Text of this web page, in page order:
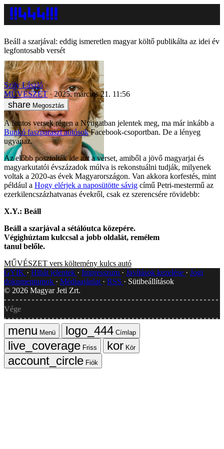
Beáll a szarjával: eddig ismeretlen magyar költő publikálta az idei év
legfontosabb versét
Szily László
MŰVÉSZET
2025. március 21. 11:56
Megosztás
A fontos versek régen a Nyugatban jelentek meg, ma már inkább a
Bunkó faszparaszt autósokFacebook-csoportban. De a lényeg
ugyanaz.
Az előbb posztolták ide azt a verset, amiből a jövő magyarjai és
magyarkutatói évszázadok múlva is rekonstuálni tudják, milyenek
voltak a 2020-as évek Magyarországon. Van akkora korfestés, mint
például a Hogy elérjek a naposütötte sávig című Petri-mestermű az
ezerkilencszázhatvanas évekről, csak ez szerencsére rövidebb:
X.Y.: Beáll
Beáll a szarjával a sétálóutca közepére.
Végighúztam kulccsal a jobb oldalát, remélem
tanul belőle.
MŰVÉSZET vers költemény kulcs autó
GYIK
Hibát jelentek Impresszum Javítások kezelése
Jogi
dokumentumok
Médiaajánlat RSS
Sütibeállítások
© 2026 Magyar Jeti Zrt.
Vége
Menü
Címlap
Friss
Kör
Fiók